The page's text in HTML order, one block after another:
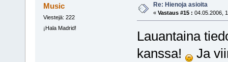
Music
Viestejä: 222
¡Hala Madrid!
Re: Hienoja asioita
« Vastaus #15 : 04.05.2006,
Lauantaina
kanssa!
Ja